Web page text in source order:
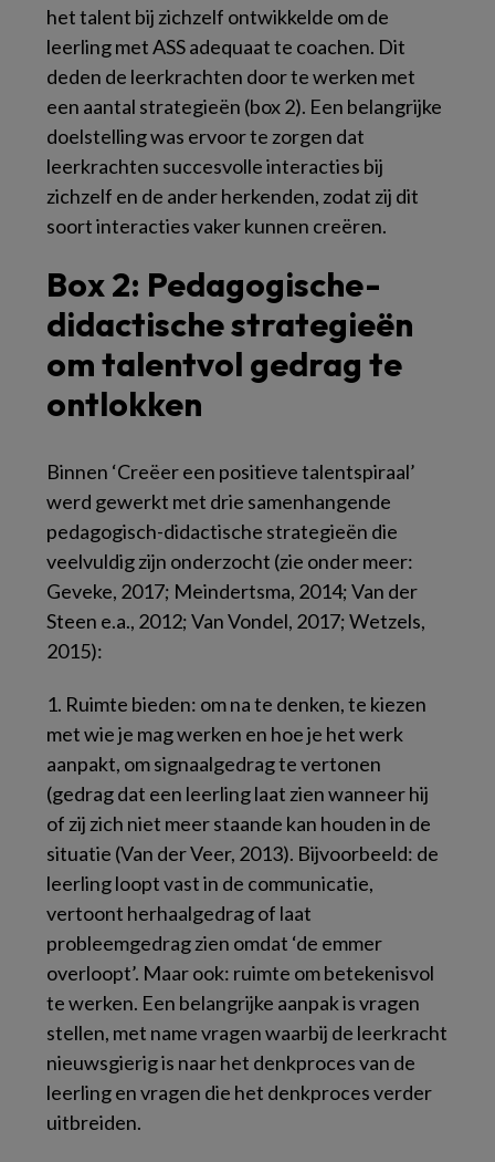
het talent bij zichzelf ontwikkelde om de
leerling met ASS adequaat te coachen. Dit
deden de leerkrachten door te werken met
een aantal strategieën (box 2). Een belangrijke
doelstelling was ervoor te zorgen dat
leerkrachten succesvolle interacties bij
zichzelf en de ander herkenden, zodat zij dit
soort interacties vaker kunnen creëren.
Box 2: Pedagogische-
didactische strategieën
om talentvol gedrag te
ontlokken
Binnen ‘Creëer een positieve talentspiraal’
werd gewerkt met drie samenhangende
pedagogisch-didactische strategieën die
veelvuldig zijn onderzocht (zie onder meer:
Geveke, 2017; Meindertsma, 2014; Van der
Steen e.a., 2012; Van Vondel, 2017; Wetzels,
2015):
1. Ruimte bieden: om na te denken, te kiezen
met wie je mag werken en hoe je het werk
aanpakt, om signaalgedrag te vertonen
(gedrag dat een leerling laat zien wanneer hij
of zij zich niet meer staande kan houden in de
situatie (Van der Veer, 2013). Bijvoorbeeld: de
leerling loopt vast in de communicatie,
vertoont herhaalgedrag of laat
probleemgedrag zien omdat ‘de emmer
overloopt’. Maar ook: ruimte om betekenisvol
te werken. Een belangrijke aanpak is vragen
stellen, met name vragen waarbij de leerkracht
nieuwsgierig is naar het denkproces van de
leerling en vragen die het denkproces verder
uitbreiden.